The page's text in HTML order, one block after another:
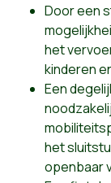
Door een
het
kinderen
Een
het
openbaar